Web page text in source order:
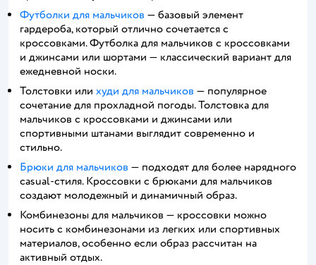
Футболки для мальчиков — базовый элемент
гардероба, который отлично сочетается с
кроссовками. Футболка для мальчиков с кроссовками
и джинсами или шортами — классический вариант для
ежедневной носки.
Толстовки или худи для мальчиков — популярное
сочетание для прохладной погоды. Толстовка для
мальчиков с кроссовками и джинсами или
спортивными штанами выглядит современно и
стильно.
Брюки для мальчиков — подходят для более нарядного
casual-стиля. Кроссовки с брюками для мальчиков
создают молодежный и динамичный образ.
Комбинезоны для мальчиков — кроссовки можно
носить с комбинезонами из легких или спортивных
материалов, особенно если образ рассчитан на
активный отдых.